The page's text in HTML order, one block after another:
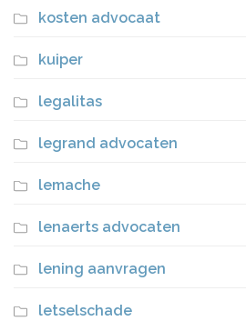
kosten advocaat
kuiper
legalitas
legrand advocaten
lemache
lenaerts advocaten
lening aanvragen
letselschade